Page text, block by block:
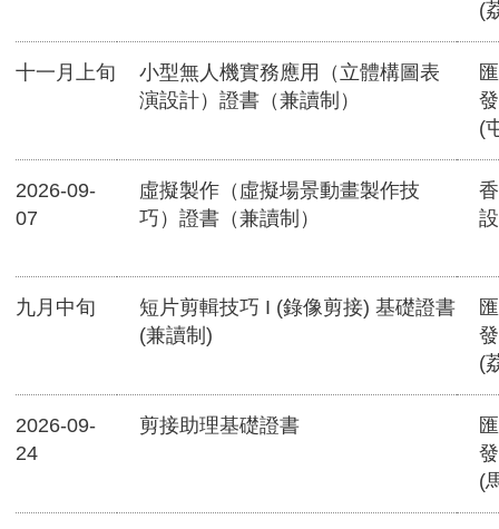
(
十一月上旬
小型無人機實務應用（立體構圖表
演設計）證書（兼讀制）
(
2026-09-
07
虛擬製作（虛擬場景動畫製作技
巧）證書（兼讀制）
九月中旬
短片剪輯技巧 I (錄像剪接) 基礎證書
(兼讀制)
(
2026-09-
24
剪接助理基礎證書
(